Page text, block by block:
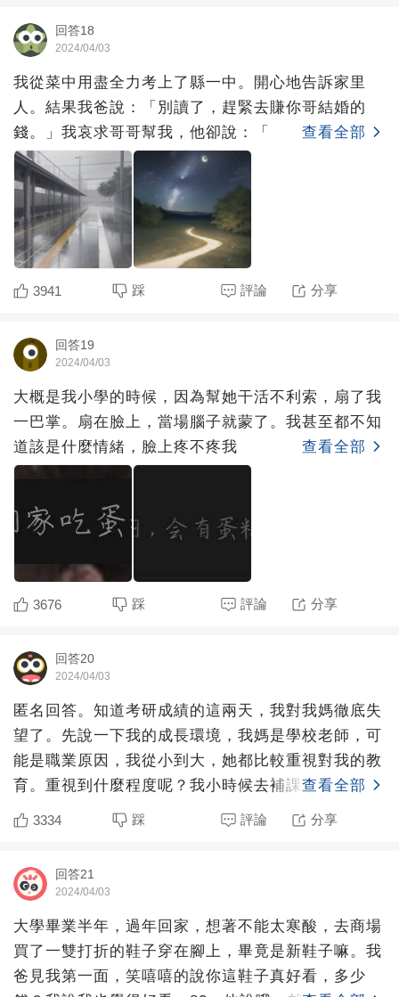
回答18
2024/04/03
我從菜中用盡全力考上了縣一中。開心地告訴家里
人。結果我爸說：「別讀了，趕緊去賺你哥結婚的
錢。」我哀求哥哥幫我，他卻說：「
查看全部
3941 踩 評論 分享
回答19
2024/04/03
大概是我小學的時候，因為幫她干活不利索，扇了我
一巴掌。扇在臉上，當場腦子就蒙了。我甚至都不知
道該是什麼情緒，臉上疼不疼我
查看全部
3676 踩 評論 分享
回答20
2024/04/03
匿名回答。知道考研成績的這兩天，我對我媽徹底失
望了。先說一下我的成長環境，我媽是學校老師，可
能是職業原因，我從小到大，她都比較重視對我的教
育。重視到什麼程度呢？我小時候去補課班的時候她
就在我旁邊坐著陪
查看全部
3334 踩 評論 分享
回答21
2024/04/03
大學畢業半年，過年回家，想著不能太寒酸，去商場
買了一雙打折的鞋子穿在腳上，畢竟是新鞋子嘛。我
爸見我第一面，笑嘻嘻的說你這鞋子真好看，多少